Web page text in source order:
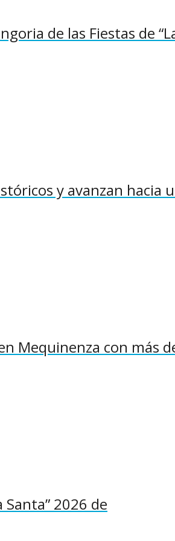
de las Fiestas de
y avanzan hacia
Mequinenza con más
Santa” 2026 de